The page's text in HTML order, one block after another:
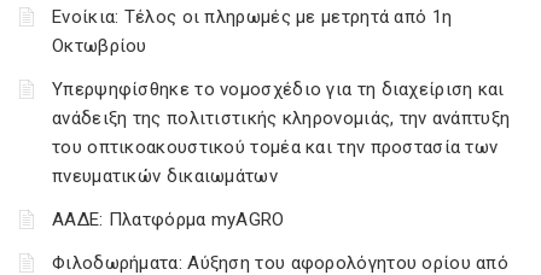
Ενοίκια: Τέλος οι πληρωμές με μετρητά από 1η
Οκτωβρίου
Υπερψηφίσθηκε το νομοσχέδιο για τη διαχείριση και
ανάδειξη της πολιτιστικής κληρονομιάς, την ανάπτυξη
του οπτικοακουστικού τομέα και την προστασία των
πνευματικών δικαιωμάτων
ΑΑΔΕ: Πλατφόρμα myAGRO
Φιλοδωρήματα: Αύξηση του αφορολόγητου ορίου από